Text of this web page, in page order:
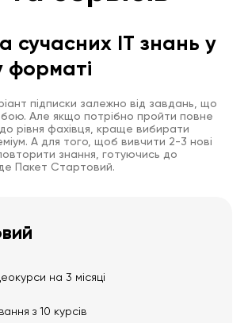
сучасних IT знань у
форматі
підписки залежно від завдань, що
Але якщо потрібно пройти повне
рівня фахівця, краще вибирати
А для того, щоб вивчити 2-3 нові
знання, готуючись до
Пакет Стартовий.
на 3 місяці
з 10 курсів